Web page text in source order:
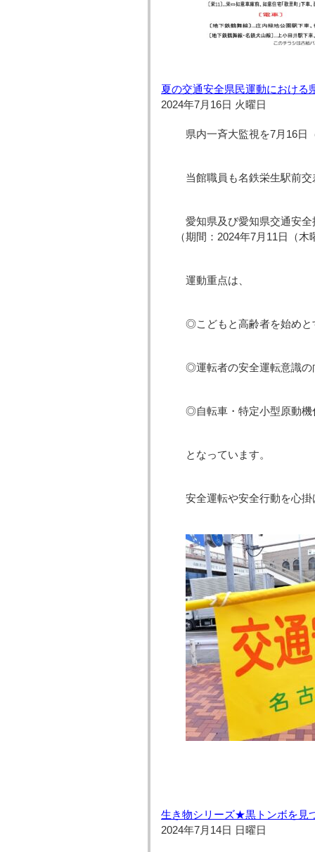
夏の交通安全県民運動における
2024年7月16日 火曜日
県内一斉大監視を7月16日
当館職員も名鉄栄生駅前
愛知県及び愛知県交通安
（期間：2024年7月11日（
運動重点は、
◎こどもと高齢者を始めと
◎運転者の安全運転意識の
◎自転車・特定小型原動機
となっています。
安全運転や安全行動を心
生き物シリーズ★黒トンボを見
2024年7月14日 日曜日